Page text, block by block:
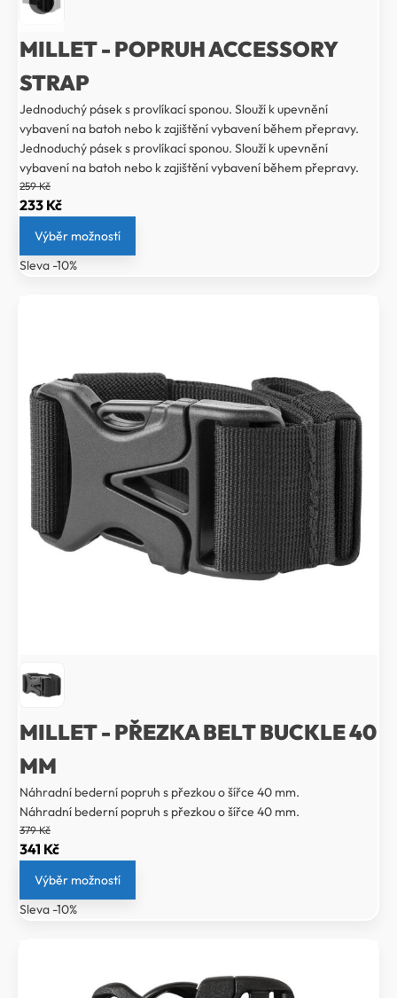
MILLET - POPRUH ACCESSORY
STRAP
Jednoduchý pásek s provlíkací sponou. Slouží k upevnění
vybavení na batoh nebo k zajištění vybavení během přepravy.
Jednoduchý pásek s provlíkací sponou. Slouží k upevnění
vybavení na batoh nebo k zajištění vybavení během přepravy.
259Kč
Původní
cena
byla:
259 Kč.
233 KčAktuální
cena
233 Kč.
Výběr možností
Sleva -10%
MILLET - PŘEZKA BELT BUCKLE 40
MM
Náhradní bederní popruh s přezkou o šířce 40 mm.
Náhradní bederní popruh s přezkou o šířce 40 mm.
379Kč
Původní
cena
byla:
379 Kč.
341 KčAktuální
cena
341 Kč.
Výběr možností
Sleva -10%